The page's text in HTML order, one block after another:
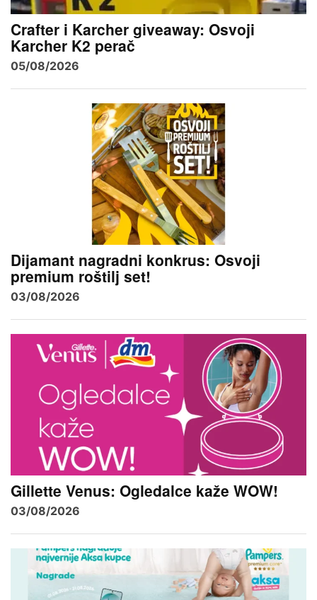
Crafter i Karcher giveaway: Osvoji
Karcher K2 perač
05/08/2026
Dijamant nagradni konkrus: Osvoji
premium roštilj set!
03/08/2026
Gillette Venus: Ogledalce kaže WOW!
03/08/2026